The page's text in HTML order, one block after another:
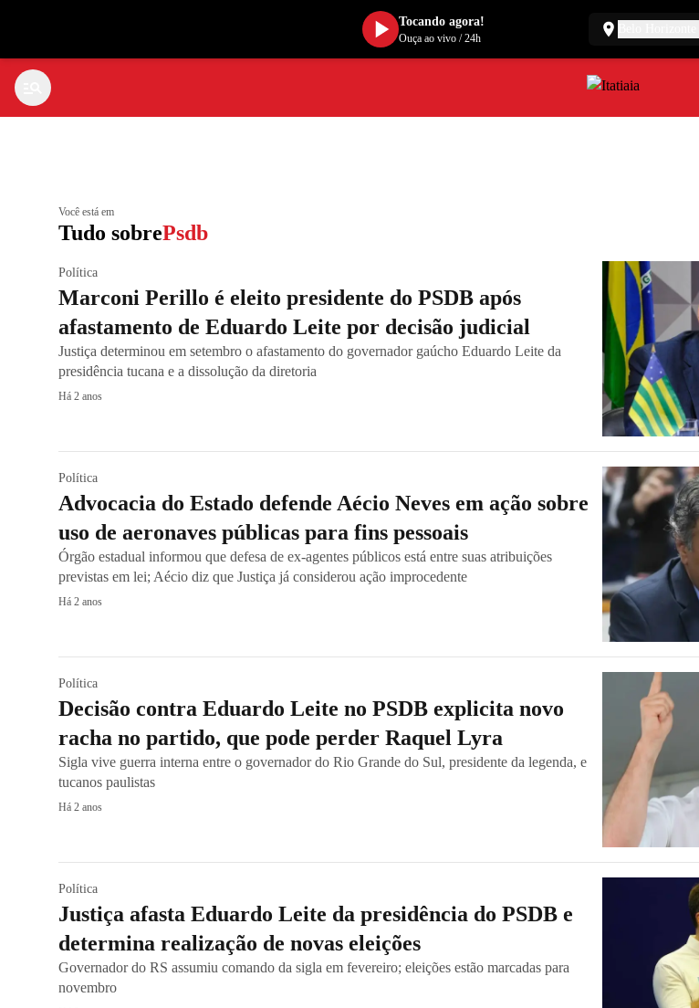
Você está em
Tudo sobrePsdb
Política
Marconi Perillo é eleito presidente do PSDB após
afastamento de Eduardo Leite por decisão judicial
Justiça determinou em setembro o afastamento do governador gaúcho Eduardo Leite da
presidência tucana e a dissolução da diretoria
Há 2 anos
Política
Advocacia do Estado defende Aécio Neves em ação sobre
uso de aeronaves públicas para fins pessoais
Órgão estadual informou que defesa de ex-agentes públicos está entre suas atribuições
previstas em lei; Aécio diz que Justiça já considerou ação improcedente
Há 2 anos
Política
Decisão contra Eduardo Leite no PSDB explicita novo
racha no partido, que pode perder Raquel Lyra
Sigla vive guerra interna entre o governador do Rio Grande do Sul, presidente da legenda, e
tucanos paulistas
Há 2 anos
Política
Justiça afasta Eduardo Leite da presidência do PSDB e
determina realização de novas eleições
Governador do RS assumiu comando da sigla em fevereiro; eleições estão marcadas para
novembro
Tocando agora!
Ouça ao vivo/24h